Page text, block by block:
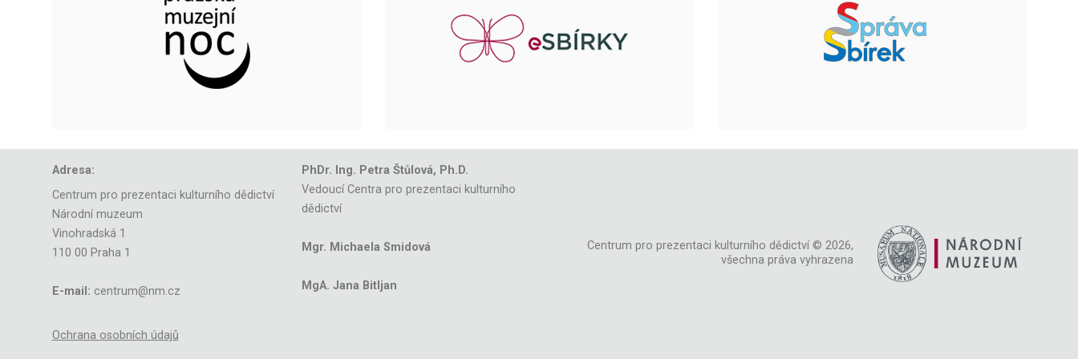
Adresa:
Centrum pro prezentaci kulturního dědictví
Národní muzeum
Vinohradská 1
110 00 Praha 1
E-mail: centrum@nm.cz
Ochrana osobních údajů
PhDr. Ing. Petra Štůlová, Ph.D.
Vedoucí Centra pro prezentaci kulturního
dědictví
Mgr. Michaela Smidová
MgA. Jana Bitljan
Centrum pro prezentaci kulturního dědictví © 2026,
všechna práva vyhrazena